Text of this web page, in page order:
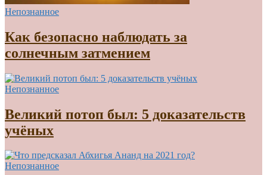
Непознанное
Как безопасно наблюдать за
солнечным затмением
Непознанное
Великий потоп был: 5 доказательств
учёных
Непознанное